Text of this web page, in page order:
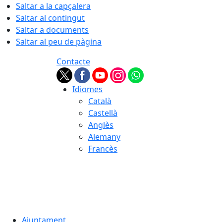
Saltar a la capçalera
Saltar al contingut
Saltar a documents
Saltar al peu de pàgina
Contacte
Idiomes
Català
Castellà
Anglès
Alemany
Francès